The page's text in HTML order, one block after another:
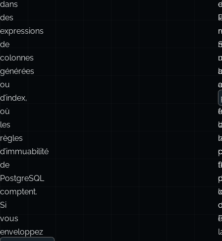
de
triggers
évitent
d’utiliser
unaccent()
dans
des
expressions
de
colonnes
générées
ou
d’index,
où
les
règles
d’immuabilité
de